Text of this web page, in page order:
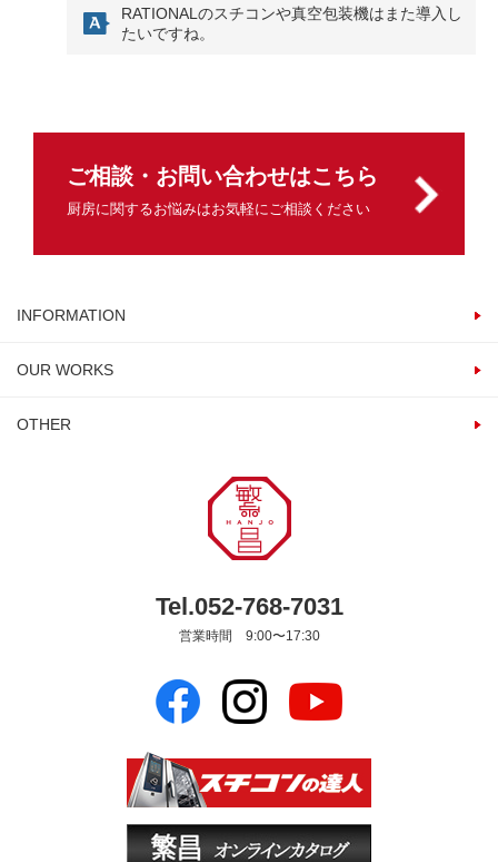
RATIONALのスチコンや真空包装機はまた導入し
たいですね。
ご相談・お問い合わせはこちら
厨房に関するお悩みはお気軽にご相談ください
INFORMATION
OUR WORKS
OTHER
Tel.052-768-7031
営業時間 9:00〜17:30